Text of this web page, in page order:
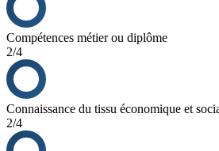
Compétences métier ou diplôme
2/4
Connaissance du tissu économique et
2/4